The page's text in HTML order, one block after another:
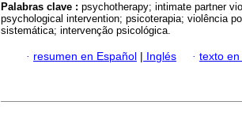
Palabras clave : psychotherapy; intimate partner
psychological intervention; psicoterapia; violência
sistemática; intervenção psicológica.
· resumen en Español | Inglés · texto en